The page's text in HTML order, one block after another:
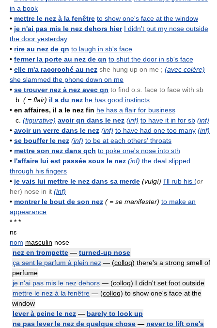
in a book
• mettre le nez à la fenêtre to show one's face at the window
• je n'ai pas mis le nez dehors hier I didn't put my nose outside
the door yesterday
• rire au nez de qn to laugh in sb's face
• fermer la porte au nez de qn to shut the door in sb's face
• elle m'a raccroché au nez she hung up on me ; (avec colère)
she slammed the phone down on me
• se trouver nez à nez avec qn to find o.s. face to face with sb
b. ( = flair) il a du nez he has good instincts
• en affaires, il a le nez fin he has a flair for business
c. (figurative) avoir qn dans le nez (inf) to have it in for sb (inf)
• avoir un verre dans le nez (inf) to have had one too many (inf)
• se bouffer le nez (inf) to be at each others' throats
• mettre son nez dans qch to poke one's nose into sth
• l'affaire lui est passée sous le nez (inf) the deal slipped
through his fingers
• je vais lui mettre le nez dans sa merde (vulg!) I'll rub his (or
her) nose in it (inf)
• montrer le bout de son nez ( = se manifester) to make an
appearance
* * *
nɛ
nom masculin nose
nez en trompette — turned-up nose
ça sent le parfum à plein nez — (colloq) there's a strong smell of
perfume
je n'ai pas mis le nez dehors — (colloq) I didn't set foot outside
mettre le nez à la fenêtre — (colloq) to show one's face at the
window
lever à peine le nez — barely to look up
ne pas lever le nez de quelque chose — never to lift one's